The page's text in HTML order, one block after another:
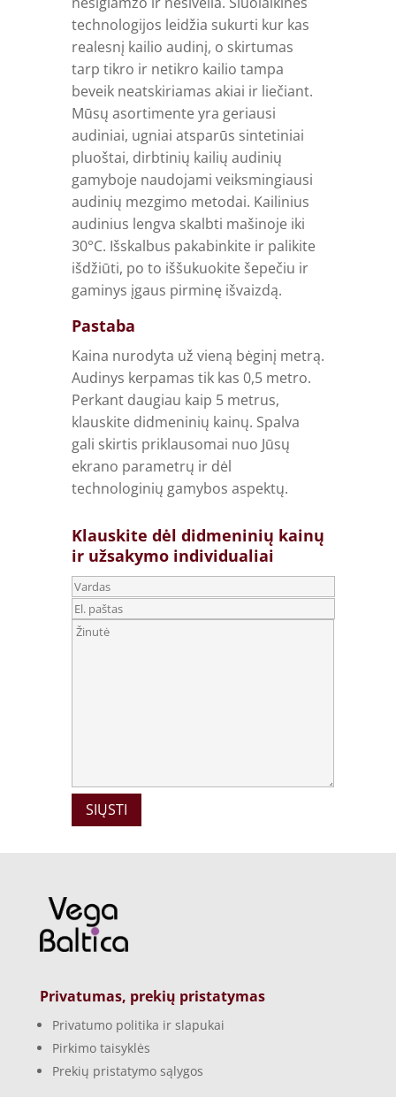
technologijos leidžia sukurti kur kas
realesnį kailio audinį, o skirtumas
tarp tikro ir netikro kailio tampa
beveik neatskiriamas akiai ir liečiant.
Mūsų asortimente yra geriausi
audiniai, ugniai atsparūs sintetiniai
pluoštai, dirbtinių kailių audinių
gamyboje naudojami veiksmingiausi
audinių mezgimo metodai. Kailinius
audinius lengva skalbti mašinoje iki
30°C. Išskalbus pakabinkite ir palikite
išdžiūti, po to iššukuokite šepečiu ir
gaminys įgaus pirminę išvaizdą.
Pastaba
Kaina nurodyta už vieną bėginį metrą.
Audinys kerpamas tik kas 0,5 metro.
Perkant daugiau kaip 5 metrus,
klauskite didmeninių kainų. Spalva
gali skirtis priklausomai nuo Jūsų
ekrano parametrų ir dėl
technologinių gamybos aspektų.
Klauskite dėl didmeninių kainų
ir užsakymo individualiai
Privatumas, prekių pristatymas
Privatumo politika ir slapukai
Pirkimo taisyklės
Prekių pristatymo sąlygos